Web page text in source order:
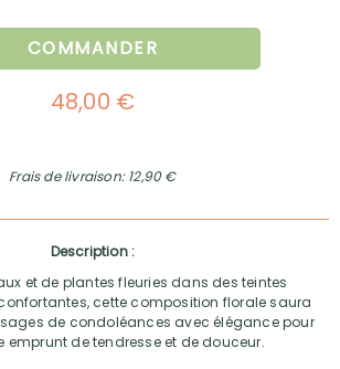
COMMANDER
48,00 €
Frais de livraison: 12,90 €
Description :
et de plantes fleuries dans des teintes
cette composition florale saura
de condoléances avec élégance pour
de tendresse et de douceur.